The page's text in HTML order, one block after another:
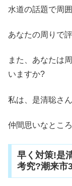
水道の話題で周
あなたの周りで
また、あなたは
いますか?
私は、是清聡さ
仲間思いなとこ
早く対策!是
考究?潮来市